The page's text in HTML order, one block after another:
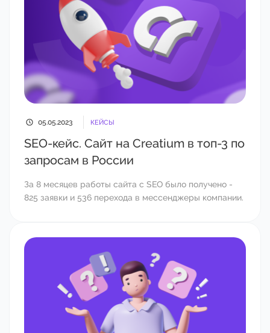
05.05.2023 КЕЙСЫ
SEO-кейс. Сайт на Creatium в топ-3 по
запросам в России
За 8 месяцев работы сайта с SEO было получено -
825 заявки и 536 перехода в мессенджеры компании.